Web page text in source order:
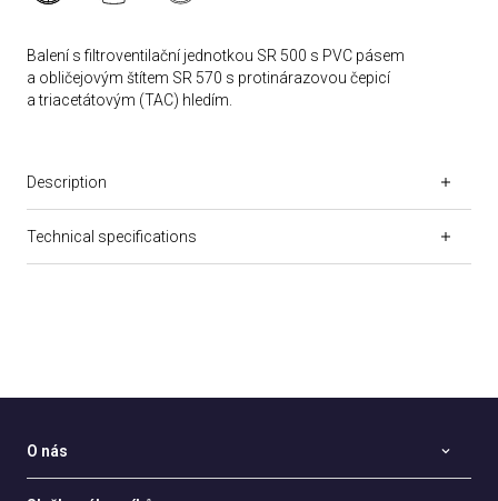
Balení s filtroventilační jednotkou SR 500 s PVC pásem
a obličejovým štítem SR 570 s protinárazovou čepicí
a triacetátovým (TAC) hledím.
Description
Technical specifications
O nás